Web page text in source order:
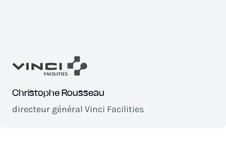
Christophe Rousseau
directeur général Vinci Facilities